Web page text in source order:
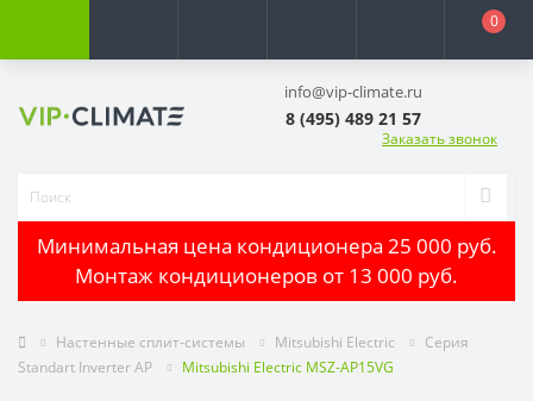
0
info@vip-climate.ru
8 (495) 489 21 57
Заказать звонок
Минимальная цена кондиционера 25 000 руб.
Монтаж кондиционеров от 13 000 руб.
Настенные сплит-системы Mitsubishi Electric
Серия
Standart Inverter AP
Mitsubishi Electric MSZ-AP15VG